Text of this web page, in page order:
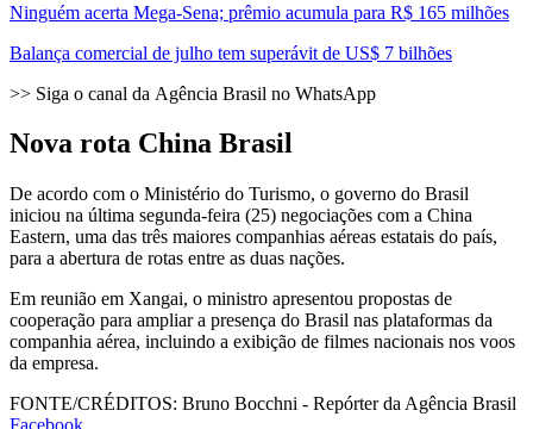
Ninguém acerta Mega-Sena; prêmio acumula para R$ 165 milhões
Balança comercial de julho tem superávit de US$ 7 bilhões
>> Siga o canal da Agência Brasil no WhatsApp
Nova rota China Brasil
De acordo com o Ministério do Turismo, o governo do Brasil
iniciou na última segunda-feira (25) negociações com a China
Eastern, uma das três maiores companhias aéreas estatais do país,
para a abertura de rotas entre as duas nações.
Em reunião em Xangai, o ministro apresentou propostas de
cooperação para ampliar a presença do Brasil nas plataformas da
companhia aérea, incluindo a exibição de filmes nacionais nos voos
da empresa.
FONTE/CRÉDITOS: Bruno Bocchni - Repórter da Agência Brasil